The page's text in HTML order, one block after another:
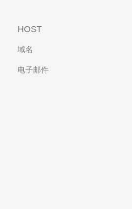
HOST
域名
电子邮件